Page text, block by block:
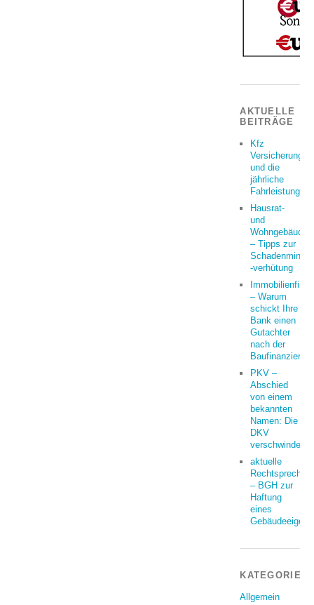
AKTUELLE
BEITRÄGE
Kfz
Versicherung
und die
jährliche
Fahrleistung
Hausrat-
und
– Tipps zur
-verhütung
– Warum
schickt Ihre
Bank einen
Gutachter
nach der
PKV –
Abschied
von einem
bekannten
Namen: Die
DKV
verschwindet
aktuelle
– BGH zur
Haftung
eines
KATEGORIEN
Allgemein